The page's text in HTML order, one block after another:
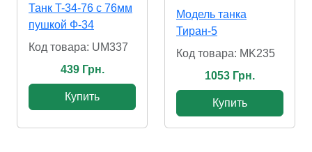
Танк T-34-76 с 76мм
пушкой Ф-34
Код товара: UM337
439 Грн.
Купить
Модель танка
Тиран-5
Код товара: MK235
1053 Грн.
Купить